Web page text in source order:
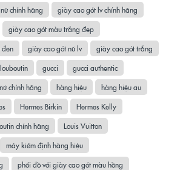
chính hãng
giày cao gót lv chính hãng
giày cao gót màu trắng đẹp
giày cao gót nữ lv
giày cao gót trắng
gucci
gucci authentic
chính hãng hàng hiệu
hàng hiệu au
Hermes Birkin
Hermes Kelly
chính hãng
Louis Vuitton
máy kiểm định hàng hiệu
phối đồ với giày cao gót màu hồng